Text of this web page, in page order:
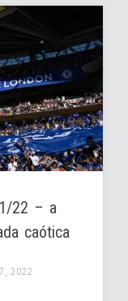
22 – a
caótica
2022